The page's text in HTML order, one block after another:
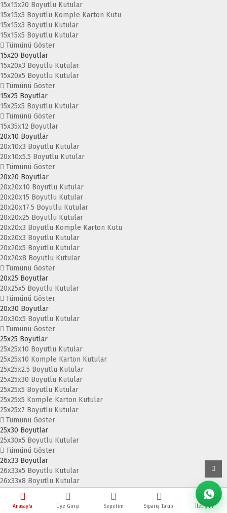
Anasayfa Üye Girişi Sepetim Sipariş Takibi İletişim
15x15x20 Boyutlu Kutular
15x15x3 Boyutlu Komple Karton Kutu
15x15x3 Boyutlu Kutular
15x15x5 Boyutlu Kutular
Tümünü Göster
15x20 Boyutlar
15x20x3 Boyutlu Kutular
15x20x5 Boyutlu Kutular
Tümünü Göster
15x25 Boyutlar
15x25x5 Boyutlu Kutular
Tümünü Göster
15x35x12 Boyutlar
20x10 Boyutlar
20x10x3 Boyutlu Kutular
20x10x5.5 Boyutlu Kutular
Tümünü Göster
20x20 Boyutlar
20x20x10 Boyutlu Kutular
20x20x15 Boyutlu Kutular
20x20x17.5 Boyutlu Kutular
20x20x25 Boyutlu Kutular
20x20x3 Boyutlu Komple Karton Kutu
20x20x3 Boyutlu Kutular
20x20x5 Boyutlu Kutular
20x20x8 Boyutlu Kutular
Tümünü Göster
20x25 Boyutlar
20x25x5 Boyutlu Kutular
Tümünü Göster
20x30 Boyutlar
20x30x5 Boyutlu Kutular
Tümünü Göster
25x25 Boyutlar
25x25x10 Boyutlu Kutular
25x25x10 Komple Karton Kutular
25x25x2.5 Boyutlu Kutular
25x25x30 Boyutlu Kutular
25x25x5 Boyutlu Kutular
25x25x5 Komple Karton Kutular
25x25x7 Boyutlu Kutular
Tümünü Göster
25x30 Boyutlar
25x30x5 Boyutlu Kutular
Tümünü Göster
26x33 Boyutlar
26x33x5 Boyutlu Kutular
26x33x8 Boyutlu Kutular
Tümünü Göster
26x40x7,5 Boyutlar
26x40x6 Boyutlu Kutular